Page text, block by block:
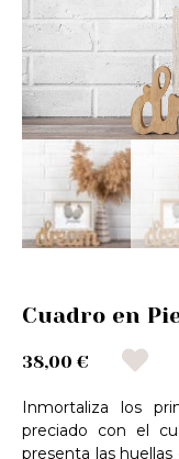
Cuadro en
38,00 €
Inmortaliza los
preciado con el
presenta las